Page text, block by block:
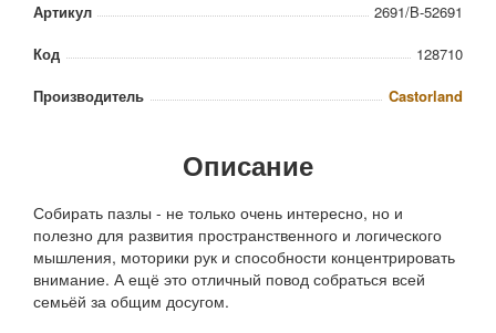
Артикул
2691/B-52691
Код
128710
Производитель
Castorland
Описание
Собирать пазлы - не только очень интересно, но и
полезно для развития пространственного и логического
мышления, моторики рук и способности концентрировать
внимание. А ещё это отличный повод собраться всей
семьёй за общим досугом.